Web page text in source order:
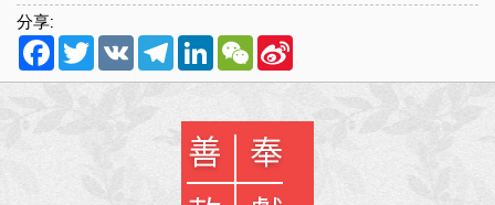
分享:
Facebook
TwitterVK TelegramLinkedInWeChat